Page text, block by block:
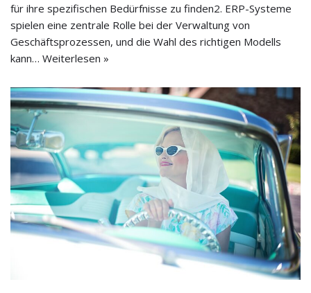
für ihre spezifischen Bedürfnisse zu finden2. ERP-Systeme
spielen eine zentrale Rolle bei der Verwaltung von
Geschäftsprozessen, und die Wahl des richtigen Modells
kann… Weiterlesen »